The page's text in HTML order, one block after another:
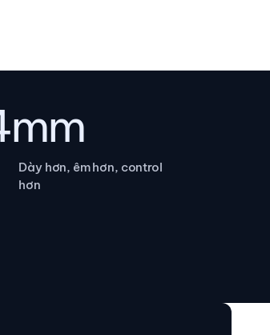
Dày hơn, êm hơn, control
hơn